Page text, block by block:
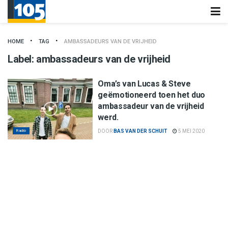
HOME TAG AMBASSADEURS VAN DE VRIJHEID
Label: ambassadeurs van de vrijheid
Radio
Oma’s van Lucas & Steve
geëmotioneerd toen het duo
ambassadeur van de vrijheid
werd.
DOOR BAS VAN DER SCHUIT 5 MEI 2020